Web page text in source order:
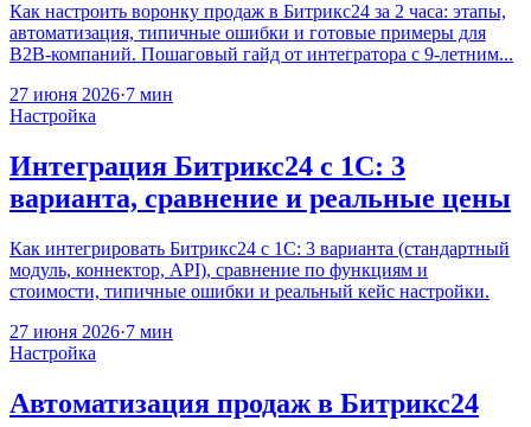
Как настроить воронку продаж в Битрикс24 за 2 часа: этапы,
автоматизация, типичные ошибки и готовые примеры для
B2B-компаний. Пошаговый гайд от интегратора с 9-летним...
27 июня 2026·7 мин
Настройка
Интеграция Битрикс24 с 1С: 3
варианта, сравнение и реальные цены
Как интегрировать Битрикс24 с 1С: 3 варианта (стандартный
модуль, коннектор, API), сравнение по функциям и
стоимости, типичные ошибки и реальный кейс настройки.
27 июня 2026·7 мин
Настройка
Автоматизация продаж в Битрикс24